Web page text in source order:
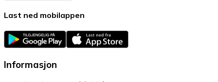
Last ned mobilappen
Informasjon